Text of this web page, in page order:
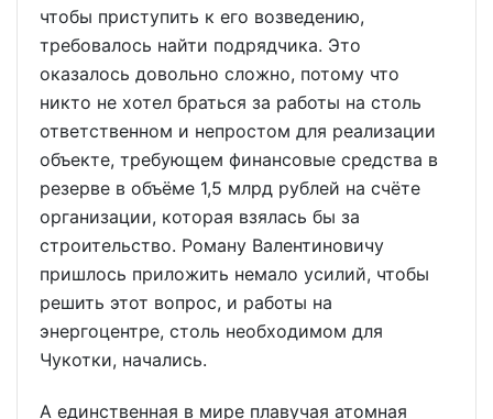
чтобы приступить к его возведению,
требовалось найти подрядчика. Это
оказалось довольно сложно, потому что
никто не хотел браться за работы на столь
ответственном и непростом для реализации
объекте, требующем финансовые средства в
резерве в объёме 1,5 млрд рублей на счёте
организации, которая взялась бы за
строительство. Роману Валентиновичу
пришлось приложить немало усилий, чтобы
решить этот вопрос, и работы на
энергоцентре, столь необходимом для
Чукотки, начались.
А единственная в мире плавучая атомная